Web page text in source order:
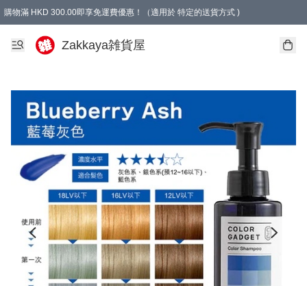
購物滿 HKD 300.00即享免運費優惠！（適用於 特定的送貨方式 )
Zakkaya雑貨屋